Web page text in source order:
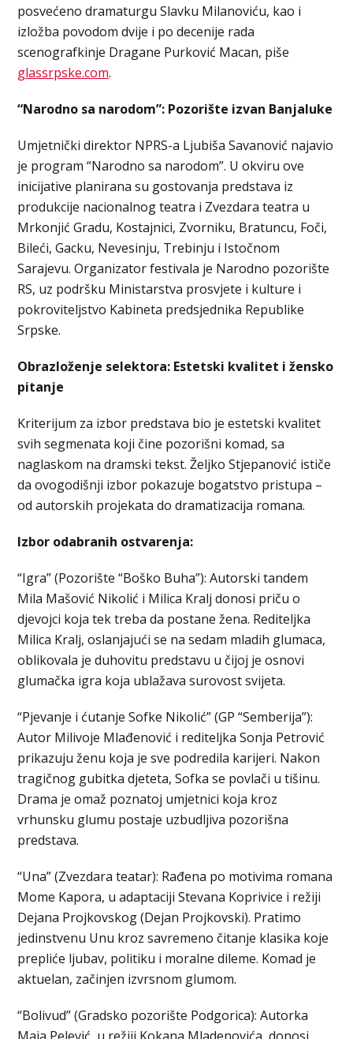
posvećeno dramaturgu Slavku Milanoviću, kao i
izložba povodom dvije i po decenije rada
scenografkinje Dragane Purković Macan, piše
glassrpske.com.
“Narodno sa narodom”: Pozorište izvan Banjaluke
Umjetnički direktor NPRS-a Ljubiša Savanović najavio
je program “Narodno sa narodom”. U okviru ove
inicijative planirana su gostovanja predstava iz
produkcije nacionalnog teatra i Zvezdara teatra u
Mrkonjić Gradu, Kostajnici, Zvorniku, Bratuncu, Foči,
Bileći, Gacku, Nevesinju, Trebinju i Istočnom
Sarajevu. Organizator festivala je Narodno pozorište
RS, uz podršku Ministarstva prosvjete i kulture i
pokroviteljstvo Kabineta predsjednika Republike
Srpske.
Obrazloženje selektora: Estetski kvalitet i žensko
pitanje
Kriterijum za izbor predstava bio je estetski kvalitet
svih segmenata koji čine pozorišni komad, sa
naglaskom na dramski tekst. Željko Stjepanović ističe
da ovogodišnji izbor pokazuje bogatstvo pristupa –
od autorskih projekata do dramatizacija romana.
Izbor odabranih ostvarenja:
“Igra” (Pozorište “Boško Buha”): Autorski tandem
Mila Mašović Nikolić i Milica Kralj donosi priču o
djevojci koja tek treba da postane žena. Rediteljka
Milica Kralj, oslanjajući se na sedam mladih glumaca,
oblikovala je duhovitu predstavu u čijoj je osnovi
glumačka igra koja ublažava surovost svijeta.
“Pjevanje i ćutanje Sofke Nikolić” (GP “Semberija”):
Autor Milivoje Mlađenović i rediteljka Sonja Petrović
prikazuju ženu koja je sve podredila karijeri. Nakon
tragičnog gubitka djeteta, Sofka se povlači u tišinu.
Drama je omaž poznatoj umjetnici koja kroz
vrhunsku glumu postaje uzbudljiva pozorišna
predstava.
“Una” (Zvezdara teatar): Rađena po motivima romana
Mome Kapora, u adaptaciji Stevana Koprivice i režiji
Dejana Projkovskog (Dejan Projkovski). Pratimo
jedinstvenu Unu kroz savremeno čitanje klasika koje
prepliće ljubav, politiku i moralne dileme. Komad je
aktuelan, začinjen izvrsnom glumom.
“Bolivud” (Gradsko pozorište Podgorica): Autorka
Maja Pelević, u režiji Kokana Mladenovića, donosi